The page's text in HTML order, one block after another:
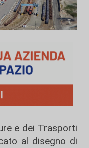
e dei Trasporti
al disegno di